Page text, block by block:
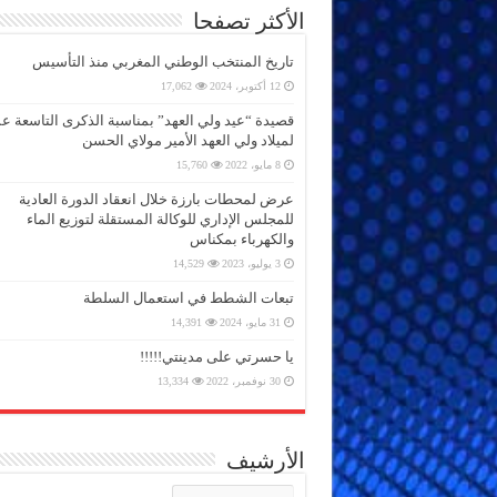
الأكثر تصفحا
تاريخ المنتخب الوطني المغربي منذ التأسيس
12 أكتوبر، 2024 17,062
قصيدة “عيد ولي العهد” بمناسبة الذكرى التاسعة
لميلاد ولي العهد الأمير مولاي الحسن
8 مايو، 2022 15,760
عرض لمحطات بارزة خلال انعقاد الدورة العادية
للمجلس الإداري للوكالة المستقلة لتوزيع الماء
والكهرباء بمكناس
3 يوليو، 2023 14,529
تبعات الشطط في استعمال السلطة
31 مايو، 2024 14,391
يا حسرتي على مدينتي!!!!!
30 نوفمبر، 2022 13,334
الأرشيف